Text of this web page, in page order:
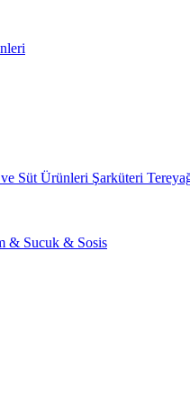
Süt Ürünleri Şarküteri
& Sucuk & Sosis